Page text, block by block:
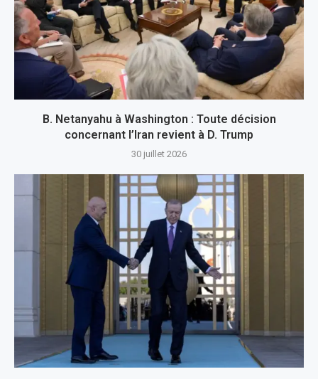
B. Netanyahu à Washington : Toute décision
concernant l’Iran revient à D. Trump
30 juillet 2026